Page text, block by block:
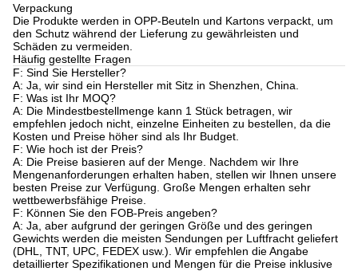
Verpackung
Die Produkte werden in OPP-Beuteln und Kartons verpackt, um
den Schutz während der Lieferung zu gewährleisten und
Schäden zu vermeiden.
Häufig gestellte Fragen
F: Sind Sie Hersteller?
A: Ja, wir sind ein Hersteller mit Sitz in Shenzhen, China.
F: Was ist Ihr MOQ?
A: Die Mindestbestellmenge kann 1 Stück betragen, wir
empfehlen jedoch nicht, einzelne Einheiten zu bestellen, da die
Kosten und Preise höher sind als Ihr Budget.
F: Wie hoch ist der Preis?
A: Die Preise basieren auf der Menge. Nachdem wir Ihre
Mengenanforderungen erhalten haben, stellen wir Ihnen unsere
besten Preise zur Verfügung. Große Mengen erhalten sehr
wettbewerbsfähige Preise.
F: Können Sie den FOB-Preis angeben?
A: Ja, aber aufgrund der geringen Größe und des geringen
Gewichts werden die meisten Sendungen per Luftfracht geliefert
(DHL, TNT, UPC, FEDEX usw.). Wir empfehlen die Angabe
detaillierter Spezifikationen und Mengen für die Preise inklusive